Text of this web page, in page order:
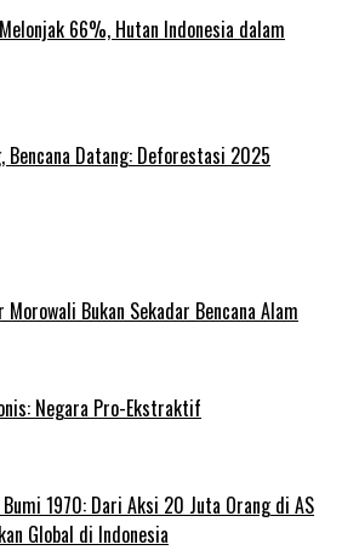
66%, Hutan Indonesia dalam
Bencana Datang: Deforestasi 2025
Morowali Bukan Sekadar Bencana Alam
Negara Pro-Ekstraktif
1970: Dari Aksi 20 Juta Orang di AS
Global di Indonesia